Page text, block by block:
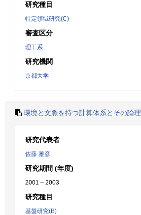
研究種目
特定領域研究(C)
審査区分
理工系
研究機関
京都大学
環境と文脈を持つ計算体系とその論理
研究代表者
佐藤 雅彦
研究期間 (年度)
2001 – 2003
研究種目
基盤研究(B)